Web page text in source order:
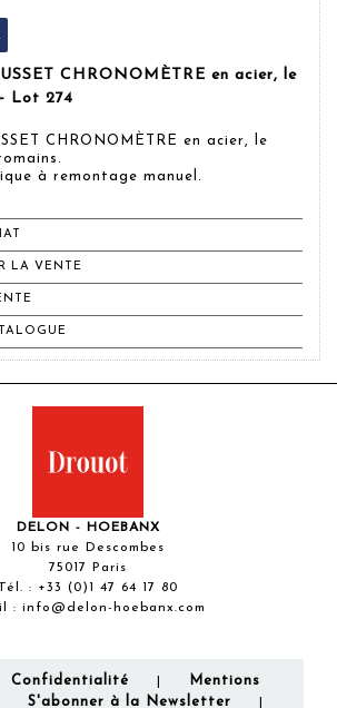
CHRONOMÈTRE en acier, le
Lot 274
CHRONOMÈTRE en acier, le
à remontage manuel.
LA VENTE
DELON - HOEBANX
10 bis rue Descombes
75017 Paris
Tél. : +33 (0)1 47 64 17 80
: info@delon-hoebanx.com
Confidentialité
Mentions
S'abonner à la Newsletter